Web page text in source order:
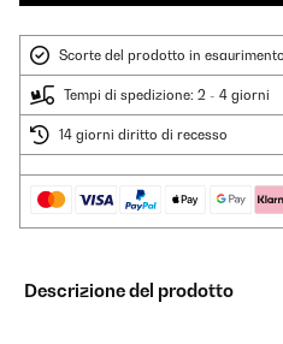
Scorte del prodotto in
Tempi di spedizione: 2 - 4 giorni
14 giorni diritto di recesso
Descrizione del prodotto